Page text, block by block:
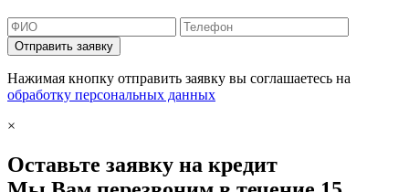
Отправить заявку
Нажимая кнопку отправить заявку вы соглашаетесь на
обработку персональных данных
×
Оставьте заявку на кредит